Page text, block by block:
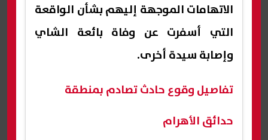
الاتهامات الموجهة إليهم بشأن الواقعة
التي أسفرت عن وفاة بائعة الشاي
وإصابة سيدة أخرى.
تفاصيل وقوع حادث تصادم بمنطقة
حدائق الأهرام